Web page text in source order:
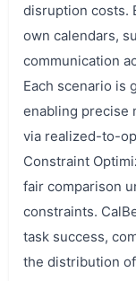
disruption costs.
own calendars,
communication
Each scenario is
enabling precise
via realized-to-
Constraint
fair comparison
constraints.
task success,
the distribution